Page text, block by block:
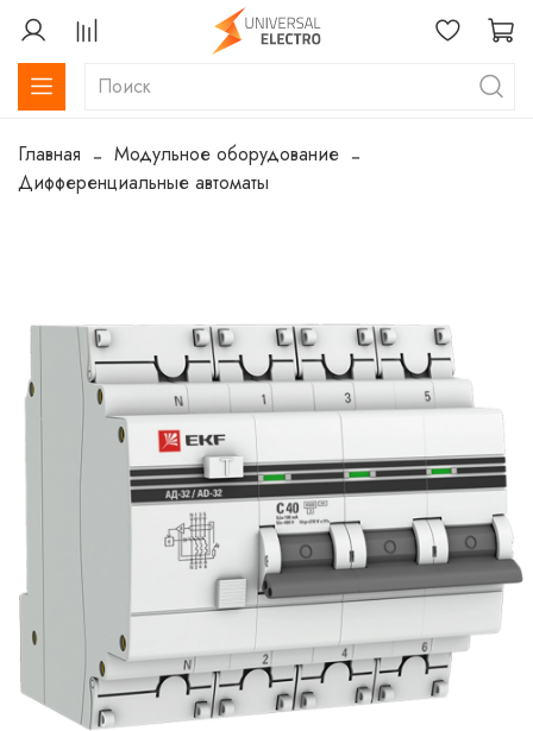
Главная
Модульное оборудование
Дифференциальные автоматы